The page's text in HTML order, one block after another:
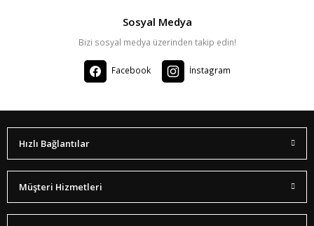
Sosyal Medya
Bizi sosyal medya üzerinden takip edin!
Facebook İnstagram
Hızlı Bağlantılar
Müşteri Hizmetleri